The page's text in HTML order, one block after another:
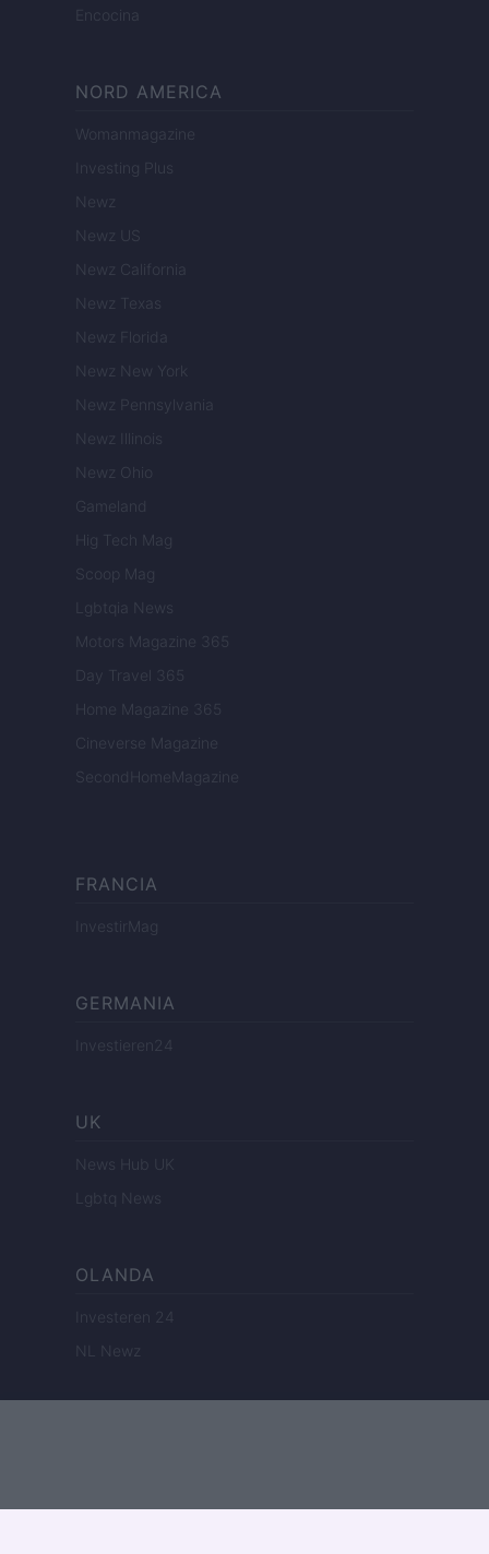
Encocina
NORD AMERICA
Womanmagazine
Investing Plus
Newz
Newz US
Newz California
Newz Texas
Newz Florida
Newz New York
Newz Pennsylvania
Newz Illinois
Newz Ohio
Gameland
Hig Tech Mag
Scoop Mag
Lgbtqia News
Motors Magazine 365
Day Travel 365
Home Magazine 365
Cineverse Magazine
SecondHomeMagazine
FRANCIA
InvestirMag
GERMANIA
Investieren24
UK
News Hub UK
Lgbtq News
OLANDA
Investeren 24
NL Newz